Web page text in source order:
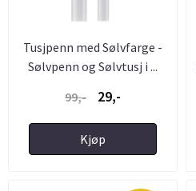
Tusjpenn med Sølvfarge -
Sølvpenn og Sølvtusj i ...
99,-
29,-
Kjøp